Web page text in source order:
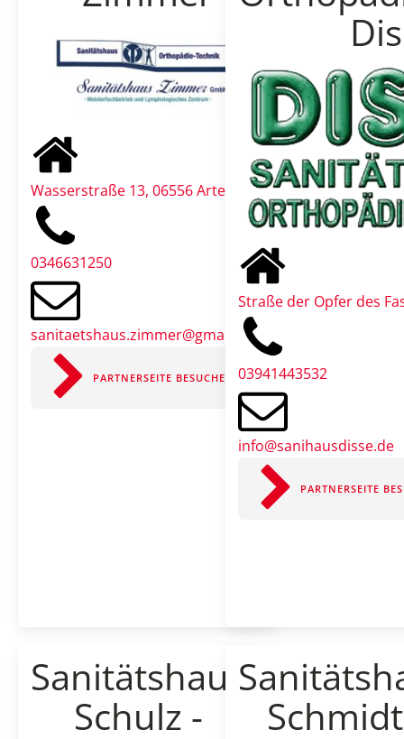
Wasserstraße 13, 06556 Artern
0346631250
sanitaetshaus.zimmer@gmail.com
PARTNERSEITE BESUCHEN
Straße der Opfer des
03941443532
info@sanihausdisse.de
PARTNERSEITE
Sanitätshaus
Schulz -